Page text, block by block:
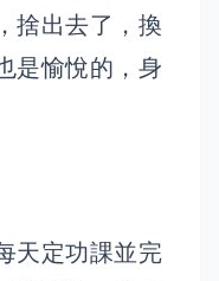
捨出去了，換
是愉悅的，身
天定功課並完